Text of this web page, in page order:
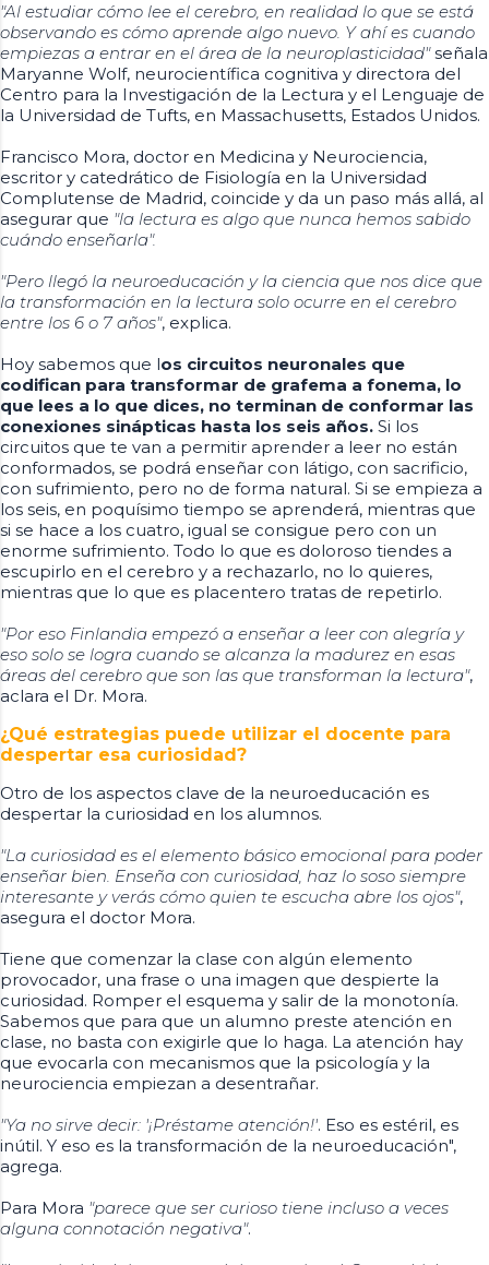
"Al estudiar cómo lee el cerebro, en realidad lo que se está
observando es cómo aprende algo nuevo. Y ahí es cuando
empiezas a entrar en el área de la neuroplasticidad"señala
Maryanne Wolf, neurocientífica cognitiva y directora del
Centro para la Investigación de la Lectura y el Lenguaje de
la Universidad de Tufts, en Massachusetts, Estados Unidos.
Francisco Mora, doctor en Medicina y Neurociencia,
escritor y catedrático de Fisiología en la Universidad
Complutense de Madrid, coincide y da un paso más allá, al
asegurar que "la lectura es algo que nunca hemos sabido
cuándo enseñarla".
"Pero llegó la neuroeducación y la ciencia que nos dice que
la transformación en la lectura solo ocurre en el cerebro
entre los 6 o 7 años", explica.
Hoy sabemos que los circuitos neuronales que
codifican para transformar de grafema a fonema, lo
que lees a lo que dices, no terminan de conformar las
conexiones sinápticas hasta los seis años. Si los
circuitos que te van a permitir aprender a leer no están
conformados, se podrá enseñar con látigo, con sacrificio,
con sufrimiento, pero no de forma natural. Si se empieza a
los seis, en poquísimo tiempo se aprenderá, mientras que
si se hace a los cuatro, igual se consigue pero con un
enorme sufrimiento. Todo lo que es doloroso tiendes a
escupirlo en el cerebro y a rechazarlo, no lo quieres,
mientras que lo que es placentero tratas de repetirlo.
"Por eso Finlandia empezó a enseñar a leer con alegría y
eso solo se logra cuando se alcanza la madurez en esas
áreas del cerebro que son las que transforman la lectura",
aclara el Dr. Mora.
¿Qué estrategias puede utilizar el docente para
despertar esa curiosidad?
Otro de los aspectos clave de la neuroeducación es
despertar la curiosidad en los alumnos.
"La curiosidad es el elemento básico emocional para poder
enseñar bien. Enseña con curiosidad, haz lo soso siempre
interesante y verás cómo quien te escucha abre los ojos",
asegura el doctor Mora.
Tiene que comenzar la clase con algún elemento
provocador, una frase o una imagen que despierte la
curiosidad. Romper el esquema y salir de la monotonía.
Sabemos que para que un alumno preste atención en
clase, no basta con exigirle que lo haga. La atención hay
que evocarla con mecanismos que la psicología y la
neurociencia empiezan a desentrañar.
"Ya no sirve decir: '¡Préstame atención!'. Eso es estéril, es
inútil. Y eso es la transformación de la neuroeducación",
agrega.
Para Mora "parece que ser curioso tiene incluso a veces
alguna connotación negativa".